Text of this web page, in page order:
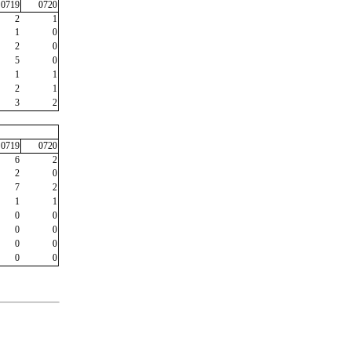
0719
0720
2
1
1
0
2
0
5
0
1
1
2
1
3
2
0719
0720
6
2
2
0
7
2
1
1
0
0
0
0
0
0
0 0